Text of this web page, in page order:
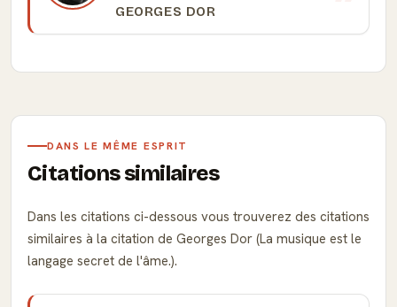
GEORGES DOR
DANS LE MÊME ESPRIT
Citations similaires
Dans les citations ci-dessous vous trouverez des citations
similaires à la citation de Georges Dor (La musique est le
langage secret de l'âme.).